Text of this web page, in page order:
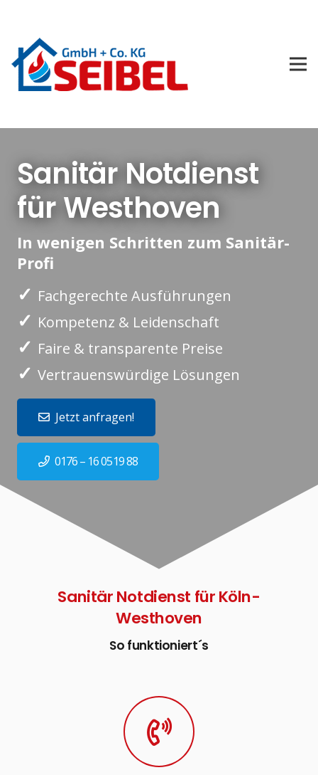
Sanitär Notdienst
für Westhoven
In wenigen Schritten zum Sanitär-
Profi
✓ Fachgerechte Ausführungen
✓ Kompetenz & Leidenschaft
✓ Faire & transparente Preise
✓ Vertrauenswürdige Lösungen
Jetzt anfragen!
0176 – 16 0519 88
Sanitär Notdienst für Köln-
Westhoven
So funktioniert´s